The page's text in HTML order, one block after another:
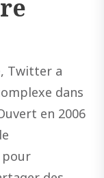
Twitter a
dans
en 2006
pour